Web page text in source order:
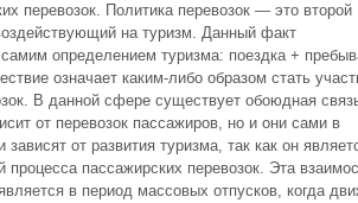
перевозок. Политика перевозок — это второй
на туризм. Данный факт
определением туризма: поездка +
означает каким-либо образом стать
В данной сфере существует обоюдная
от перевозок пассажиров, но и они сами в
зависят от развития туризма, так как он
процесса пассажирских перевозок. Эта
в период массовых отпусков, когда